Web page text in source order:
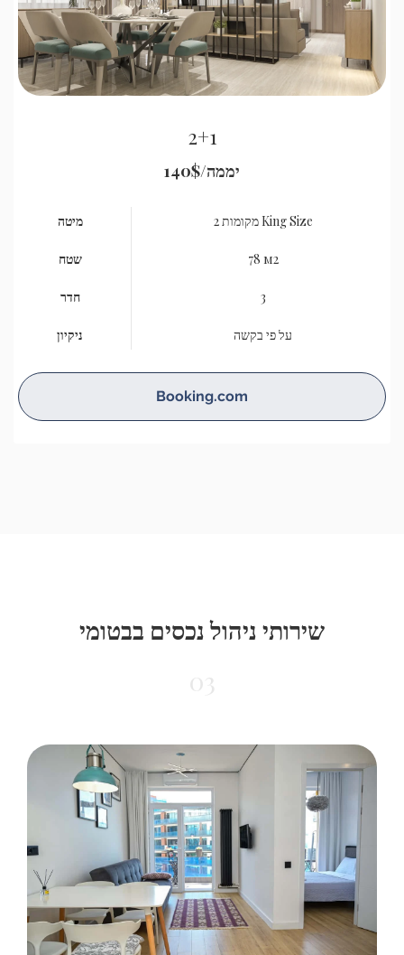
2+1
140$/יממה
מיטה
שטח
חדר
ניקיון
2 מקומות King Size
78 м2
3
על פי בקשה
Booking.com
שירותי ניהול נכסים בבטומי
03